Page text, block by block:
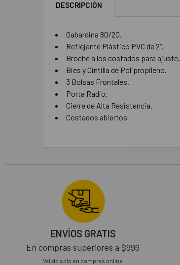
DESCRIPCIÓN
Gabardina 80/20.
Reflejante Plástico PVC de 2”.
Broche a los costados para ajuste.
Bies y Cintilla de Polipropileno.
3 Bolsas Frontales.
Porta Radio.
Cierre de Alta Resistencia.
Costados abiertos
ENVÍOS GRATIS
En compras superiores a $999
Valido solo en compras online